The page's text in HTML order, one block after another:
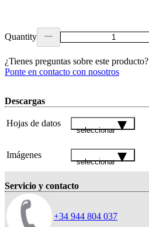
Quantity
¿Tienes preguntas sobre este producto?
Ponte en contacto con nosotros
Descargas
Hojas de datos
seleccionar
Imágenes
seleccionar
Servicio y contacto
+34 944 804 037